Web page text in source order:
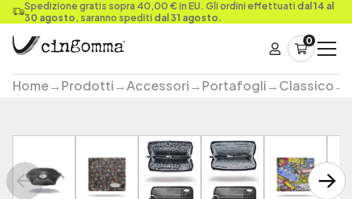
Spedizione gratis sopra 40,00 € in EU. Gli ordini effettuati dal 14 al
30 agosto, saranno spediti dal 31 agosto.
0
Home→Prodotti→Accessori→Portafogli→Classico→